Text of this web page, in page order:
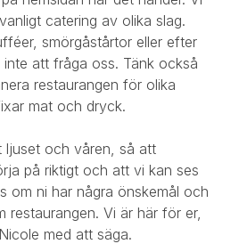
catering av olika slag.
smörgåstårtor eller efter
inte att fråga oss. Tänk också
restaurangen för olika
mat och dryck.
ljuset och våren, så att
på riktigt och att vi kan ses
om ni har några önskemål och
restaurangen. Vi är här för er,
med att säga.